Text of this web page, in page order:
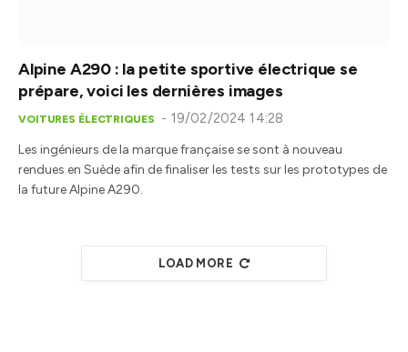
Alpine A290 : la petite sportive électrique se
prépare, voici les dernières images
VOITURES ÉLECTRIQUES 19/02/2024 14:28
Les ingénieurs de la marque française se sont à nouveau
rendues en Suède afin de finaliser les tests sur les prototypes de
la future Alpine A290.
LOAD MORE